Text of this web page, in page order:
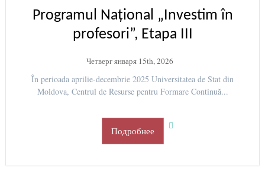
Programul Național „Investim în
profesori”, Etapa III
Четверг января 15th, 2026
În perioada aprilie-decembrie 2025 Universitatea de Stat din
Moldova, Centrul de Resurse pentru Formare Continuă...
Подробнее